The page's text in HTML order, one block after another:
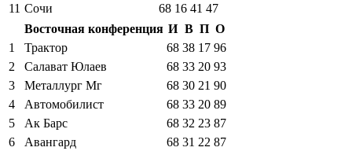
11 Сочи 68 16 41 47
Восточная конференция И В П О
1
Трактор 68 38 17 96
2
Салават Юлаев 68 33 20 93
3
Металлург Мг 68 30 21 90
4
Автомобилист 68 33 20 89
5
Ак Барс 68 32 23 87
6
Авангард 68 31 22 87